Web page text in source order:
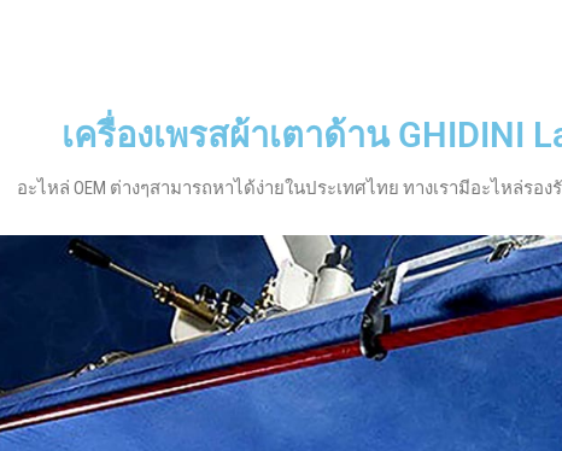
เครื่องเพรสผ้าเตาด้าน GHIDINI
อะไหล่ OEM ต่างๆสามารถหาได้ง่ายในประเทศไทย ทางเรามีอะไหล่รอ